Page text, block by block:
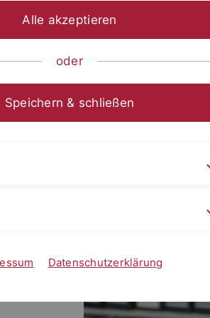
/
Alle akzeptieren
oder
Speichern & schließen
Datenschutzerklärung